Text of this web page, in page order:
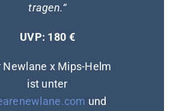
tragen.“
UVP: 180 €
Newlane x Mips-Helm
ist unter
und